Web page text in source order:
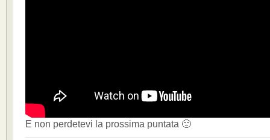
E non perdetevi la prossima puntata 🙂